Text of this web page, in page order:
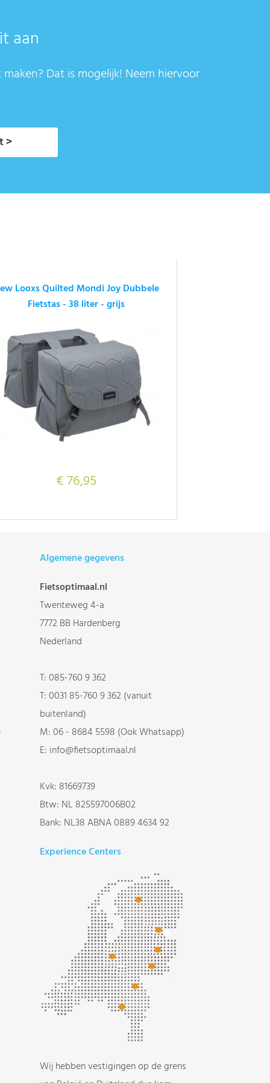
aan
Dat is mogelijk! Neem hiervoor
>
Looxs Quilted Mondi Joy Dubbele
Fietstas - 38 liter - grijs
€ 76,95
Algemene gegevens
Fietsoptimaal.nl
Twenteweg 4-a
7772 BB Hardenberg
Nederland
T:085-760 9 362
T:0031 85-760 9 362 (vanuit
buitenland)
M:06 - 8684 5598 (Ook Whatsapp)
E: info@fietsoptimaal.nl
Kvk: 81669739
Btw: NL 825597006B02
Bank: NL38 ABNA 0889 4634 92
Experience Centers
Wij hebben vestigingen op de grens